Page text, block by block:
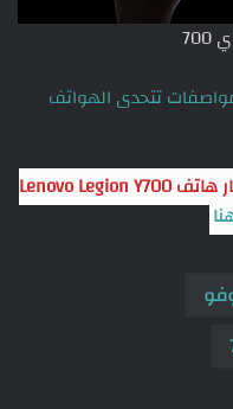
هواتف متوسطة لسنة 2023 بمواصفات تتحدى الهواتف
يمكنكم معرفة كافة تفاصيل و أسعار هاتف Lenovo Legion Y700